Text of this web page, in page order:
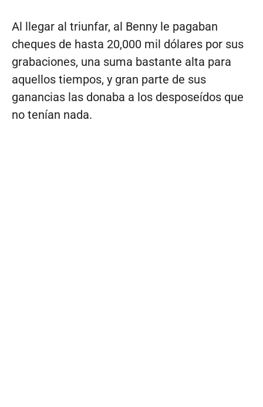
Al llegar al triunfar, al Benny le pagaban
cheques de hasta 20,000 mil dólares por sus
grabaciones, una suma bastante alta para
aquellos tiempos, y gran parte de sus
ganancias las donaba a los desposeídos que
no tenían nada.